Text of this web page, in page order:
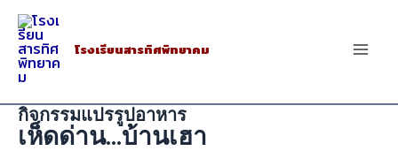
Skip
content
โรงเรียนสารทิศพิทยาคม
กิจกรรมแปรรูปอาหาร
เห็ดด่าน...บ้านเฮา